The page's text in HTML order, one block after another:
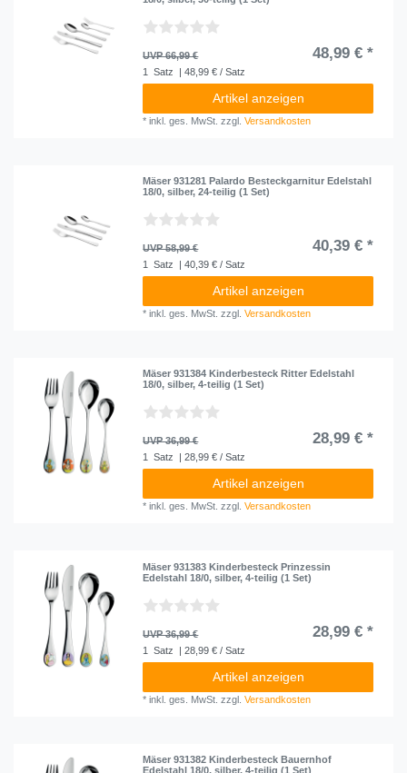
UVP 66,99 € 48,99 € *
1 Satz | 48,99 € / Satz
Artikel anzeigen
*inkl. ges. MwSt. zzgl.Versandkosten
Mäser 931281 Palardo Besteckgarnitur Edelstahl
18/0, silber, 24-teilig (1 Set)
UVP 58,99 € 40,39 € *
1 Satz | 40,39 € / Satz
Artikel anzeigen
*inkl. ges. MwSt. zzgl.Versandkosten
Mäser 931384 Kinderbesteck Ritter Edelstahl
18/0, silber, 4-teilig (1 Set)
UVP 36,99 € 28,99 € *
1 Satz | 28,99 € / Satz
Artikel anzeigen
*inkl. ges. MwSt. zzgl.Versandkosten
Mäser 931383 Kinderbesteck Prinzessin
Edelstahl 18/0, silber, 4-teilig (1 Set)
UVP 36,99 € 28,99 € *
1 Satz | 28,99 € / Satz
Artikel anzeigen
*inkl. ges. MwSt. zzgl.Versandkosten
Mäser 931382 Kinderbesteck Bauernhof
Edelstahl 18/0, silber, 4-teilig (1 Set)